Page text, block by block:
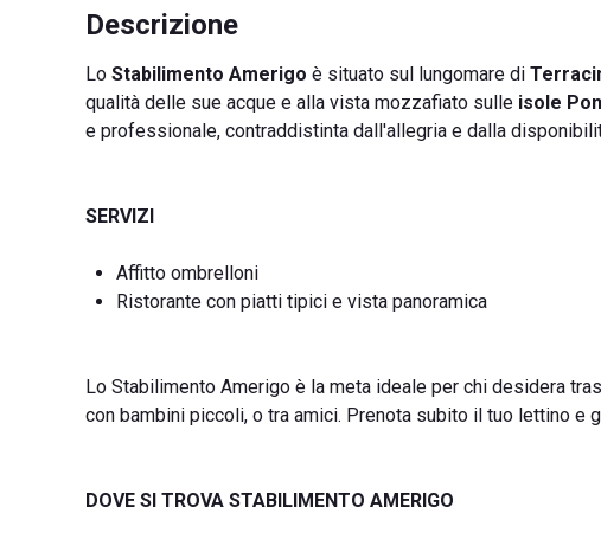
Descrizione
Lo Stabilimento Amerigo è situato sul lungomare di
qualità delle sue acque e alla vista mozzafiato sulle isole
e professionale, contraddistinta dall'allegria e dalla
SERVIZI
Affitto ombrelloni
Ristorante con piatti tipici e vista panoramica
Lo Stabilimento Amerigo è la meta ideale per chi desidera
con bambini piccoli, o tra amici. Prenota subito il tuo lettino e
DOVE SI TROVA STABILIMENTO AMERIGO